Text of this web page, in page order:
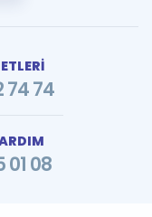
74 74
01 08